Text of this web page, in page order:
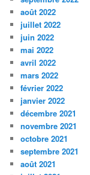
août 2022
juillet 2022
juin 2022
mai 2022
avril 2022
mars 2022
février 2022
janvier 2022
décembre 2021
novembre 2021
octobre 2021
septembre 2021
août 2021